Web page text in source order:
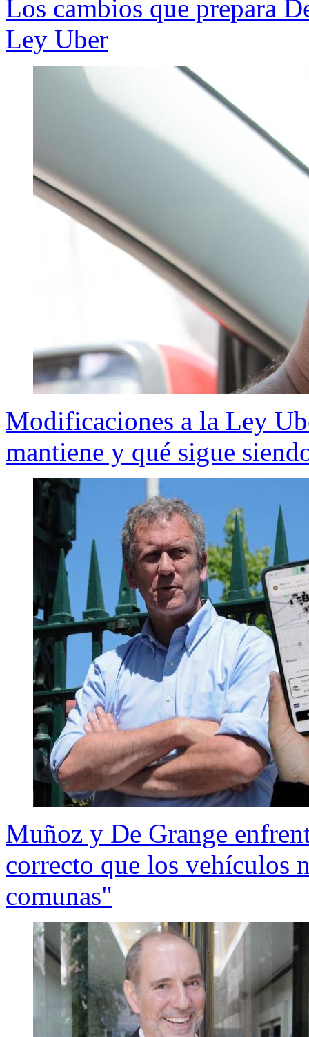
Los cambios que prepara
Ley Uber
Modificaciones a la Ley
mantiene y qué sigue
Muñoz y De Grange
correcto que los vehículos
comunas"